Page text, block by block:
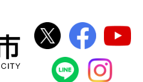
桜川市
桜川市公式
桜川
桜川市公